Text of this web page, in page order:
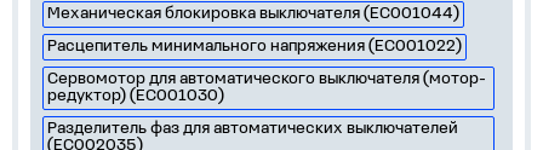
Механическая блокировка выключателя (EC001044)
Расцепитель минимального напряжения (EC001022)
Сервомотор для автоматического выключателя (мотор-
редуктор) (EC001030)
Разделитель фаз для автоматических выключателей
(EC002035)